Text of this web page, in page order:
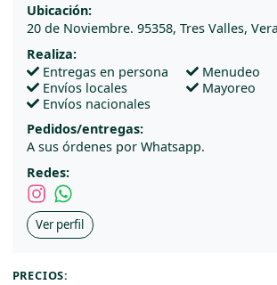
Ubicación:
20 de Noviembre. 95358, Tres Valles,
Realiza:
Entregas en persona
Envíos locales
Envíos nacionales
Menudeo
Mayoreo
Pedidos/entregas:
A sus órdenes por Whatsapp.
Redes:
Ver perfil
PRECIOS: